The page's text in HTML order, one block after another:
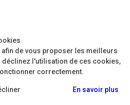
de vous proposer les meilleurs
l'utilisation de ces cookies,
correctement.
En savoir plus